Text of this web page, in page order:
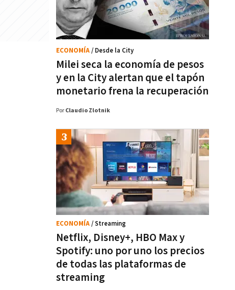
Milei seca la economía de pesos
y en la City alertan que el tapón
monetario frena la recuperación
ECONOMÍA/ Desde la City
Por Claudio Zlotnik
Netflix, Disney+, HBO Max y
Spotify: uno por uno los precios
de todas las plataformas de
streaming
ECONOMÍA/ Streaming